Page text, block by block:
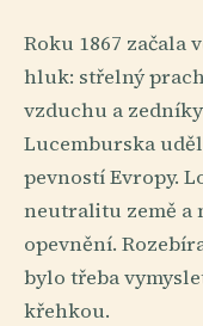
Roku 1867 začala
hluk: střelný
vzduchu a
Lucemburska
pevností Evropy.
neutralitu země a
opevnění.
bylo třeba
křehkou.